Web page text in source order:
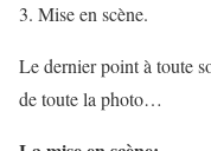
Mise en scène.
Le dernier point à toute
de toute la photo…